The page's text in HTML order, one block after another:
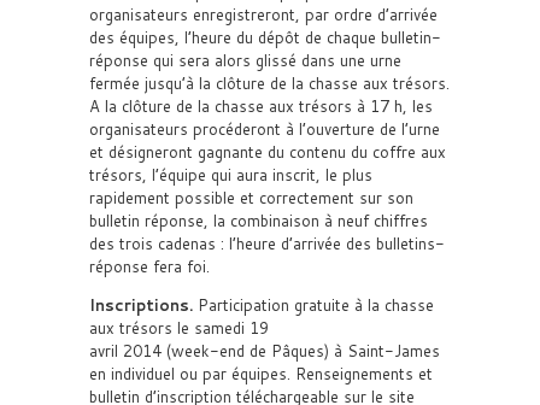
organisateurs enregistreront, par ordre d’arrivée
des équipes, l’heure du dépôt de chaque bulletin-
réponse qui sera alors glissé dans une urne
fermée jusqu’à la clôture de la chasse aux trésors.
A la clôture de la chasse aux trésors à 17 h, les
organisateurs procéderont à l’ouverture de l’urne
et désigneront gagnante du contenu du coffre aux
trésors, l’équipe qui aura inscrit, le plus
rapidement possible et correctement sur son
bulletin réponse, la combinaison à neuf chiffres
des trois cadenas : l’heure d’arrivée des bulletins-
réponse fera foi.
Inscriptions. Participation gratuite à la chasse
aux trésors le samedi 19
avril 2014 (week-end de Pâques) à Saint-James
en individuel ou par équipes. Renseignements et
bulletin d’inscription téléchargeable sur le site